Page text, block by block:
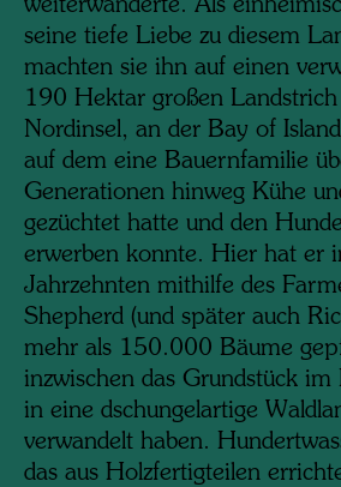
weiterwanderte. Als
seine tiefe Liebe zu diesem
machten sie ihn auf einen
190 Hektar großen
Nordinsel, an der Bay of
auf dem eine Bauernfamilie
Generationen hinweg Kühe
gezüchtet hatte und den
erwerben konnte. Hier hat er
Jahrzehnten mithilfe des
Shepherd (und später auch
mehr als 150.000 Bäume
inzwischen das Grundstück im
in eine dschungelartige
verwandelt haben.
das aus Holzfertigteilen